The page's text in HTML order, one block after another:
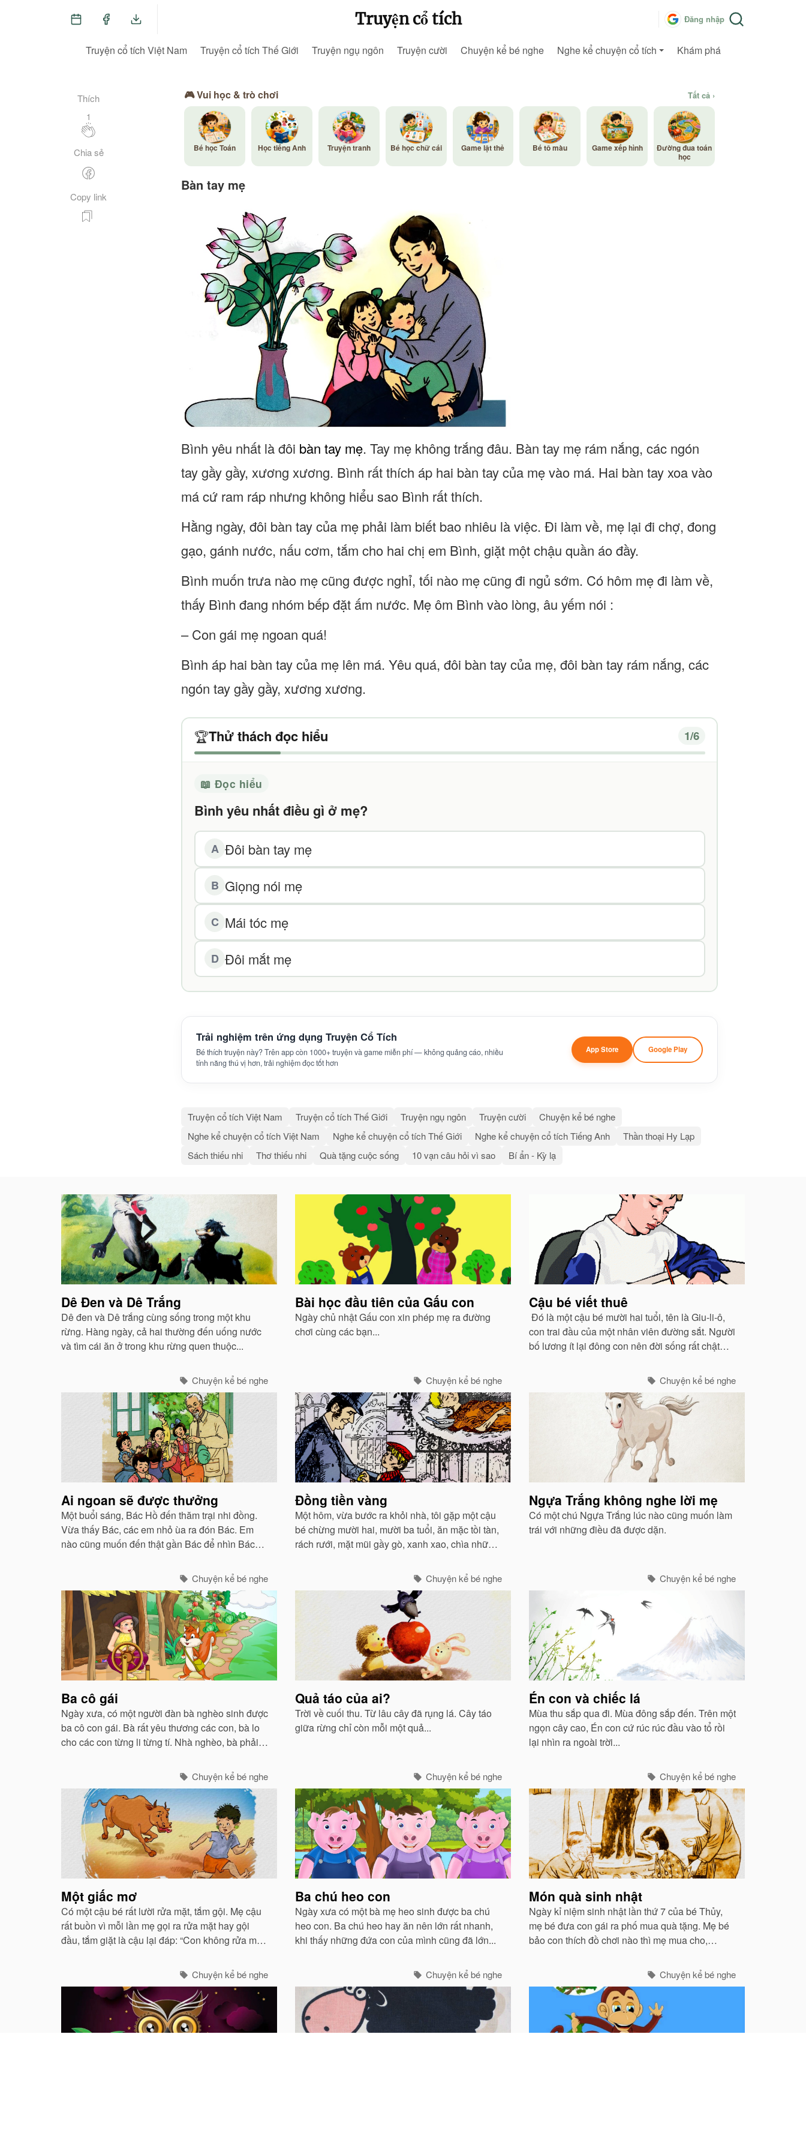
Truyện cổ tích Đăng nhập
Truyện cổ tích Việt Nam Truyện cổ tích Thế Giới Truyện ngụ ngôn Truyện cười Chuyện kể bé nghe Nghe kể chuyện cổ tích Khám phá
Thích
1
Chia sẻ
Copy link
🎮 Vui học & trò chơi Tất cả ›
Bé học Toán Học tiếng Anh Truyện tranh Bé học chữ cái Game lật thẻ Bé tô màu Game xếp hình
Đường đua toán
học
Bàn tay mẹ
Bình yêu nhất là đôi bàn tay mẹ. Tay mẹ không trắng đâu. Bàn tay mẹ rám nắng, các ngón
tay gầy gầy, xương xương. Bình rất thích áp hai bàn tay của mẹ vào má. Hai bàn tay xoa vào
má cứ ram ráp nhưng không hiểu sao Bình rất thích.
Hằng ngày, đôi bàn tay của mẹ phải làm biết bao nhiêu là việc. Đi làm về, mẹ lại đi chợ, đong
gạo, gánh nước, nấu cơm, tắm cho hai chị em Bình, giặt một chậu quần áo đầy.
Bình muốn trưa nào mẹ cũng được nghỉ, tối nào mẹ cũng đi ngủ sớm. Có hôm mẹ đi làm về,
thấy Bình đang nhóm bếp đặt ấm nước. Mẹ ôm Bình vào lòng, âu yếm nói :
– Con gái mẹ ngoan quá!
Bình áp hai bàn tay của mẹ lên má. Yêu quá, đôi bàn tay của mẹ, đôi bàn tay rám nắng, các
ngón tay gầy gầy, xương xương.
🏆Thử thách đọc hiểu 1/6
📖 Đọc hiểu
Bình yêu nhất điều gì ở mẹ?
A Đôi bàn tay mẹ
B Giọng nói mẹ
C Mái tóc mẹ
D Đôi mắt mẹ
Trải nghiệm trên ứng dụng Truyện Cổ Tích
Bé thích truyện này? Trên app còn 1000+ truyện và game miễn phí — không quảng cáo, nhiều
tính năng thú vị hơn, trải nghiệm đọc tốt hơn
App Store Google Play
Truyện cổ tích Việt Nam Truyện cổ tích Thế Giới Truyện ngụ ngôn Truyện cười
Chuyện kể bé nghe
Nghe kể chuyện cổ tích Việt Nam
Nghe kể chuyện cổ tích Thế Giới Nghe kể chuyện cổ tích Tiếng Anh
Thần thoại Hy Lạp
Sách thiếu nhi
Thơ thiếu nhi Quà tặng cuộc sống 10 vạn câu hỏi vì sao Bí ẩn - Kỳ lạ
Bài
viết
liên
quan
Dê Đen và Dê Trắng
Dê đen và Dê trắng cùng sống trong một khu
rừng. Hàng ngày, cả hai thường đến uống nước
và tìm cái ăn ở trong khu rừng quen thuộc...
Chuyện kể bé nghe
Bài học đầu tiên của Gấu con
Ngày chủ nhật Gấu con xin phép mẹ ra đường
chơi cùng các bạn...
Chuyện kể bé nghe
Cậu bé viết thuê
Đó là một cậu bé mười hai tuổi, tên là Giu-li-ô,
con trai đầu của một nhân viên đường sắt. Người
bố lương ít lại đông con nên đời sống rất chật
Chuyện kể bé nghe
Ai ngoan sẽ được thưởng
Một buổi sáng, Bác Hồ đến thăm trại nhi đồng.
Vừa thấy Bác, các em nhỏ ùa ra đón Bác. Em
nào cũng muốn đến thật gần Bác để nhìn Bác
luôn luôn được nhìn thấy Bác. Chuyện kể bé nghe
Đồng tiền vàng
Một hôm, vừa bước ra khỏi nhà, tôi gặp một cậu
bé chừng mười hai, mười ba tuổi, ăn mặc tồi tàn,
rách rưới, mặt mũi gầy gò, xanh xao, chìa những
Chuyện kể bé nghe
Ngựa Trắng không nghe lời mẹ
Có một chú Ngựa Trắng lúc nào cũng muốn làm
trái với những điều đã được dặn.
Chuyện kể bé nghe
Ba cô gái
Ngày xưa, có một người đàn bà nghèo sinh được
ba cô con gái. Bà rất yêu thương các con, bà lo
cho các con từng li từng tí. Nhà nghèo, bà phải
Chuyện kể bé nghe
Quả táo của ai?
Trời về cuối thu. Từ lâu cây đã rụng lá. Cây táo
giữa rừng chỉ còn mỗi một quả...
Chuyện kể bé nghe
Én con và chiếc lá
Mùa thu sắp qua đi. Mùa đông sắp đến. Trên một
ngọn cây cao, Én con cứ rúc rúc đầu vào tổ rồi
lại nhìn ra ngoài trời...
Chuyện kể bé nghe
Một giấc mơ
Có một cậu bé rất lười rửa mặt, tắm gội. Mẹ cậu
rất buồn vì mỗi lần mẹ gọi ra rửa mặt hay gội
đầu, tắm giặt là cậu lại đáp: “Con không rửa mặt
Chuyện kể bé nghe
Ba chú heo con
Ngày xưa có một bà mẹ heo sinh được ba chú
heo con. Ba chú heo hay ăn nên lớn rất nhanh,
khi thấy những đứa con của mình cũng đã lớn...
Chuyện kể bé nghe
Món quà sinh nhật
Ngày kỉ niệm sinh nhật lần thứ 7 của bé Thủy,
mẹ bé đưa con gái ra phố mua quà tặng. Mẹ bé
bảo con thích đồ chơi nào thì mẹ mua cho,
Chuyện kể bé nghe